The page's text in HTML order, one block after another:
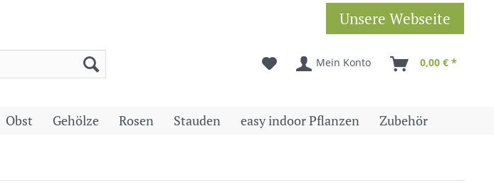
Unsere Webseite
Mein Konto 0,00 € *
Obst Gehölze Rosen Stauden easy indoor Pflanzen Zubehör